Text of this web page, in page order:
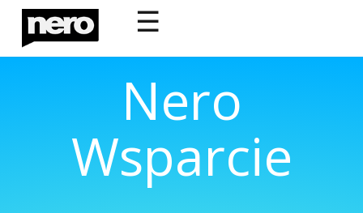
☰
Nero
Wsparcie